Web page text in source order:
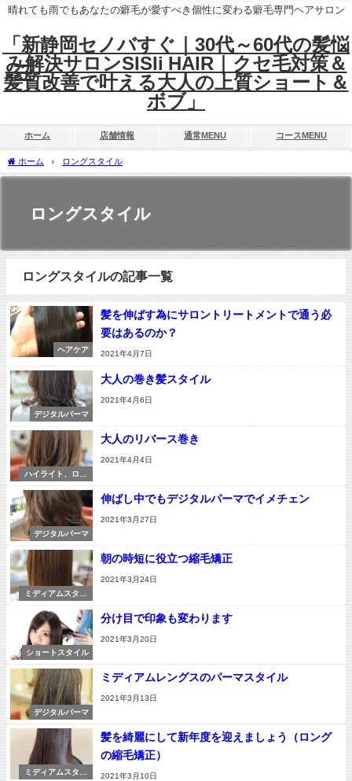
晴れても雨でもあなたの癖毛が愛すべき個性に変わる癖毛専門ヘアサロン
「新静岡セノバすぐ｜30代～60代の髪悩
み解決サロンSISIi HAIR｜クセ毛対策＆
髪質改善で叶える大人の上質ショート＆
ボブ」
ホーム 店舗情報 通常MENU コースMENU
ホーム ロングスタイル
ロングスタイル
ロングスタイルの記事一覧
ヘアケア
髪を伸ばす為にサロントリートメントで通う必
要はあるのか？
2021年4月7日
デジタルパーマ
大人の巻き髪スタイル
2021年4月6日
ハイライト、ロー
ライト
大人のリバース巻き
2021年4月4日
デジタルパーマ
伸ばし中でもデジタルパーマでイメチェン
2021年3月27日
ミディアムスタイ
朝の時短に役立つ縮毛矯正
2021年3月24日
ショートスタイル
分け目で印象も変わります
2021年3月20日
デジタルパーマ
ミディアムレングスのパーマスタイル
2021年3月13日
ミディアムスタイ
髪を綺麗にして新年度を迎えましょう（ロング
の縮毛矯正）
2021年3月10日